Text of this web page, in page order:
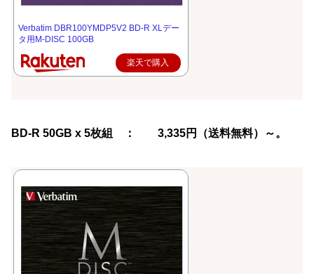
Verbatim DBR100YMDP5V2 BD-R XLデー
タ用M-DISC 100GB
楽天で購入
BD-R 50GB x 5枚組 ： 3,335円（送料無料）～。